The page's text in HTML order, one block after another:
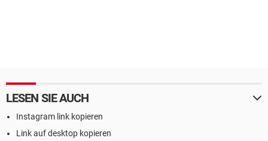
LESEN SIE AUCH
Instagram link kopieren
Link auf desktop kopieren